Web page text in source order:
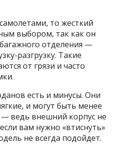
то жесткий
выбором, так как он
отделения —
разгрузку. Такие
от грязи и часто
есть и минусы. Они
и могут быть менее
ведь внешний корпус не
вам нужно «втиснуть»
не всегда подойдет.